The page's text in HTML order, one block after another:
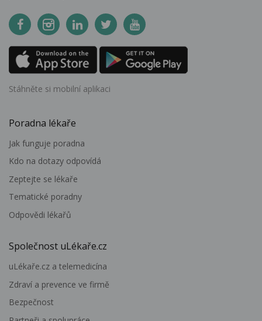
Stáhněte si mobilní aplikaci
Poradna lékaře
Jak funguje poradna
Kdo na dotazy odpovídá
Zeptejte se lékaře
Tematické poradny
Odpovědi lékařů
Společnost uLékaře.cz
uLékaře.cz a telemedicína
Zdraví a prevence ve firmě
Bezpečnost